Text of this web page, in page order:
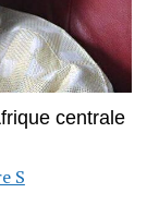
centrale
S